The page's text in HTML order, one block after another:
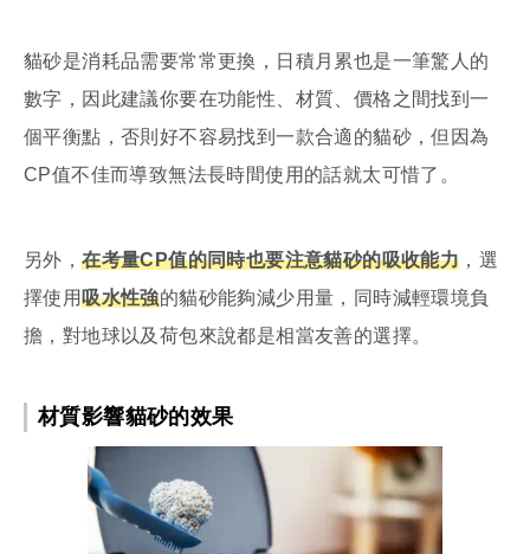
貓砂是消耗品需要常常更換，日積月累也是一筆驚人的
數字，因此建議你要在功能性、材質、價格之間找到一
個平衡點，否則好不容易找到一款合適的貓砂，但因為
CP值不佳而導致無法長時間使用的話就太可惜了。
另外，在考量CP值的同時也要注意貓砂的吸收能力 ，選
擇使用吸水性強的貓砂能夠減少用量，同時減輕環境負
擔，對地球以及荷包來說都是相當友善的選擇。
材質影響貓砂的效果